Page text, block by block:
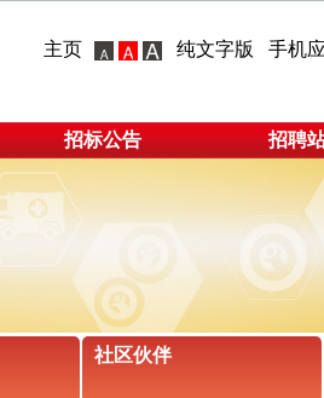
主页 纯文字版 手机
招标公告 招聘
社区伙伴